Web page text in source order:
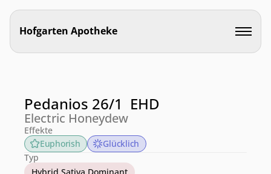
Pedanios 26/1  EHD
Electric Honeydew
Effekte
Euphorish
Glücklich
Typ
Hofgarten Apotheke